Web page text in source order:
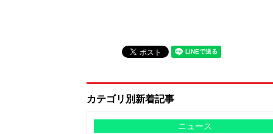
カテゴリ別新着記事
ニュース